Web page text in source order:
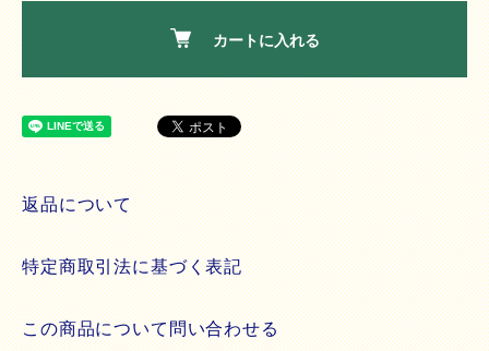
カートに入れる
返品について
特定商取引法に基づく表記
この商品について問い合わせる